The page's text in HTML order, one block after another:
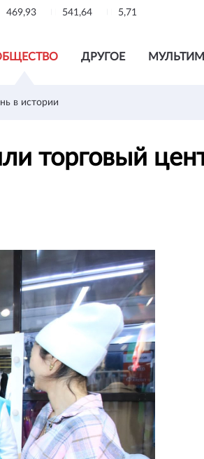
469,93 541,64 5,71
ДРУГОЕ
в истории
торговый